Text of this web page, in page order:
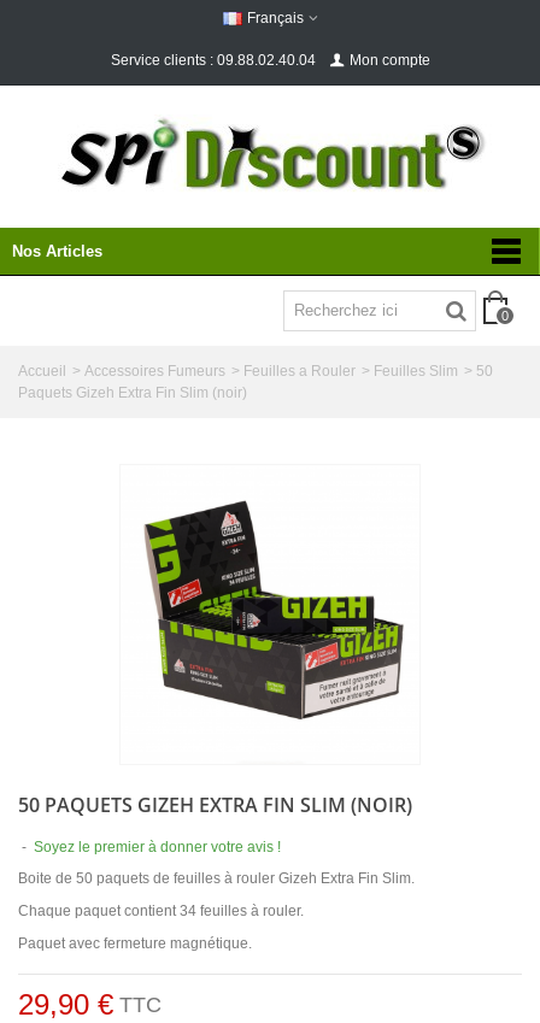
Français
Service clients : 09.88.02.40.04 Mon compte
Nos Articles
0
Accueil > Accessoires Fumeurs > Feuilles a Rouler > Feuilles Slim > 50
Paquets Gizeh Extra Fin Slim (noir)
50 PAQUETS GIZEH EXTRA FIN SLIM (NOIR)
- Soyez le premier à donner votre avis !
Boite de 50 paquets de feuilles à rouler Gizeh Extra Fin Slim.
Chaque paquet contient 34 feuilles à rouler.
Paquet avec fermeture magnétique.
29,90 € TTC